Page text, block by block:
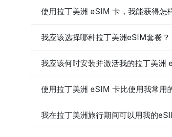
使用拉丁美洲 eSIM 卡，我能获得怎
我应该选择哪种拉丁美洲eSIM套餐？
我应该何时安装并激活我的拉丁美洲
使用拉丁美洲 eSIM 卡比使用我常用
我在拉丁美洲旅行期间可以用我的